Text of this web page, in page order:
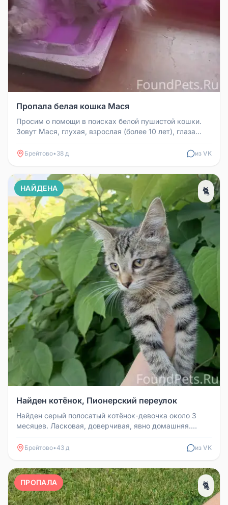
Пропала белая кошка Мася
Просим о помощи в поисках белой пушистой кошки.
Зовут Мася, глухая, взрослая (более 10 лет), глаза
Брейтово• 38 д из VK
НАЙДЕНА 🐈
Найден котёнок, Пионерский переулок
Найден серый полосатый котёнок-девочка около 3
месяцев. Ласковая, доверчивая, явно домашняя.
Брейтово•43 д из VK
ПРОПАЛА 🐈